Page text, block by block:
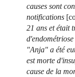
causes sont
notifications
21 ans et était
"Anja" a été
est morte
cause de la